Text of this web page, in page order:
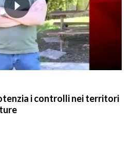
i controlli nei territori